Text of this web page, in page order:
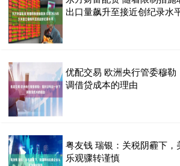
出口量飙升至接近创纪录水
优配交易 欧洲央行管委穆
调借贷成本的理由
粤友钱 瑞银：关税阴霾下，
乐观骤转谨慎